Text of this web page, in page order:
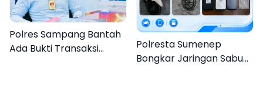
Polres Sampang Bantah
Ada Bukti Transaksi
Polresta Sumenep
Bongkar Jaringan Sabu